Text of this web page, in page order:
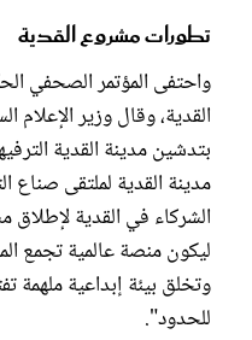
تطورات مشروع القدية
القدية، وقال وزير الإعلام
بتدشين مدينة القدية
الشركاء في القدية
ليكون منصة عالمية تجمع
وتخلق بيئة إبداعية ملهمة
للحدود".